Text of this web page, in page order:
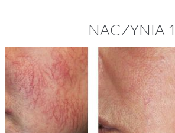
NACZYNIA 1